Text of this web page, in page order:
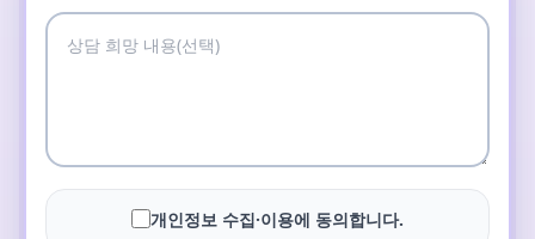
개인정보 수집·이용에 동의합니다.